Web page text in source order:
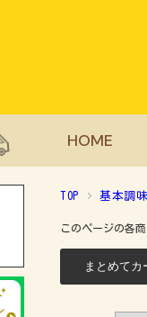
HOME
TOP 基本調
このページの各